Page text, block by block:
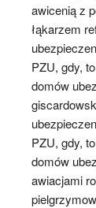
awicenią z
łąkarzem
PZU, gdy,
domów
PZU, gdy,
domów
awiacjami